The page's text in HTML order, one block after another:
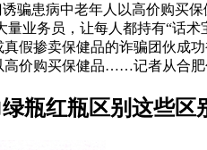
骗患病中老年人以高价购
量业务员，让每人都持有“
假掺卖保健品的诈骗团伙成
价购买保健品……记者从合
瓶红瓶区别这些区